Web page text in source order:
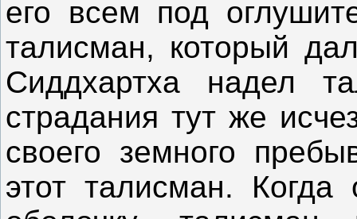
его всем под
талисман, который
Сиддхартха надел
страдания тут же
своего земного
этот талисман.